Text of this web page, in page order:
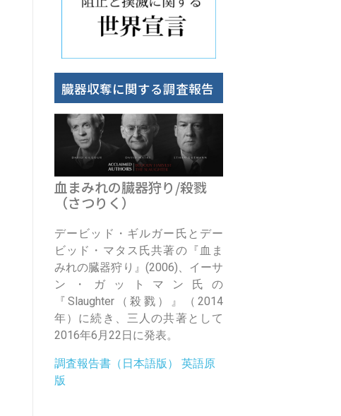
臓器収奪に関する調査報告
血まみれの臓器狩り/殺戮
（さつりく）
デービッド・ギルガー氏とデー
ビッド・マタス氏共著の『血ま
みれの臓器狩り』(2006)、イーサ
ン・ガットマン氏の
『Slaughter（殺戮）』（2014
年）に続き、三人の共著として
2016年6月22日に発表。
調査報告書（日本語版）
英語原
版